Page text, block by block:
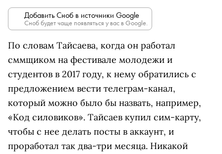
Добавить Сноб в источники Google
Сноб будет чаще появляться у вас в Google.
По словам Тайсаева, когда он работал
сммщиком на фестивале молодежи и
студентов в 2017 году, к нему обратились с
предложением вести телеграм-канал,
который можно было бы назвать, например,
«Код силовиков». Тайсаев купил сим-карту,
чтобы с нее делать посты в аккаунт, и
проработал так два-три месяца. Никакой